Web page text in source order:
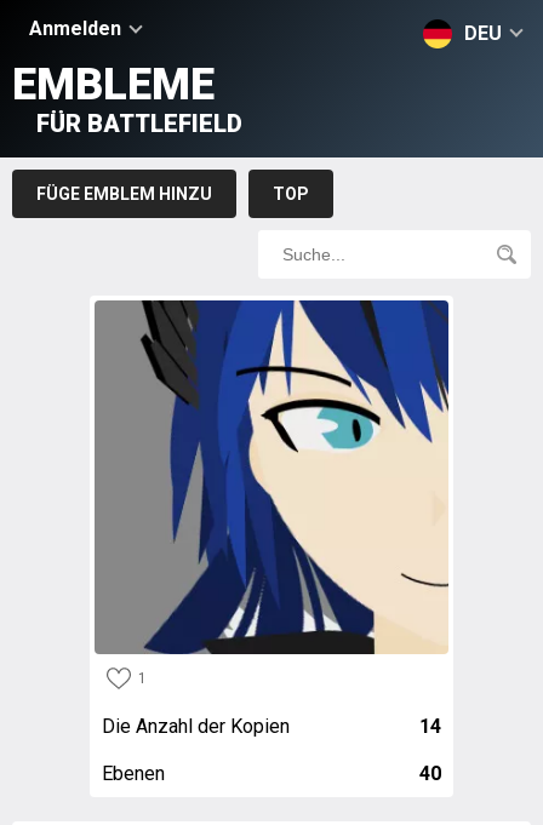
Anmelden DEU
EMBLEME
FÜR BATTLEFIELD
FÜGE EMBLEM HINZU TOP
1
Die Anzahl der Kopien 14
Ebenen 40